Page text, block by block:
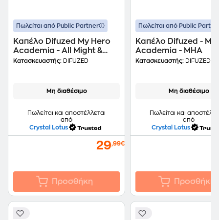
Πωλείται από Public Partner
Καπέλο Difuzed My Hero
Academia - All Might &
Deku & Bakugo
Κατασκευαστής: DIFUZED
Μη διαθέσιμο
Πωλείται και αποστέλλεται
από
Crystal Lotus
29,99€
Προσθήκη
Πωλείται από Public
Καπέλο Difuzed - My
Academia - MHA
Κατασκευαστής: DIFUZED
Μη διαθέσιμο
Πωλείται και
από
Crystal Lotus
Προσθήκη